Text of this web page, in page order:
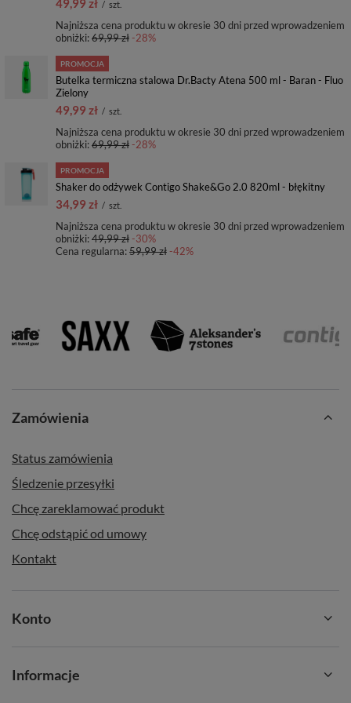
49,99 zł / szt.
Najniższa cena produktu w okresie 30 dni przed wprowadzeniem
obniżki:69,99 zł-28%
PROMOCJA
Butelka termiczna stalowa Dr.Bacty Atena 500 ml - Baran - Fluo
Zielony
49,99 zł / szt.
Najniższa cena produktu w okresie 30 dni przed wprowadzeniem
obniżki:69,99 zł-28%
PROMOCJA
Shaker do odżywek Contigo Shake&Go 2.0 820ml - błękitny
34,99 zł / szt.
Najniższa cena produktu w okresie 30 dni przed wprowadzeniem
obniżki:49,99 zł-30%
Cena regularna:59,99 zł-42%
Zamówienia
Status zamówienia
Śledzenie przesyłki
Chcę zareklamować produkt
Chcę odstąpić od umowy
Kontakt
Konto
Informacje